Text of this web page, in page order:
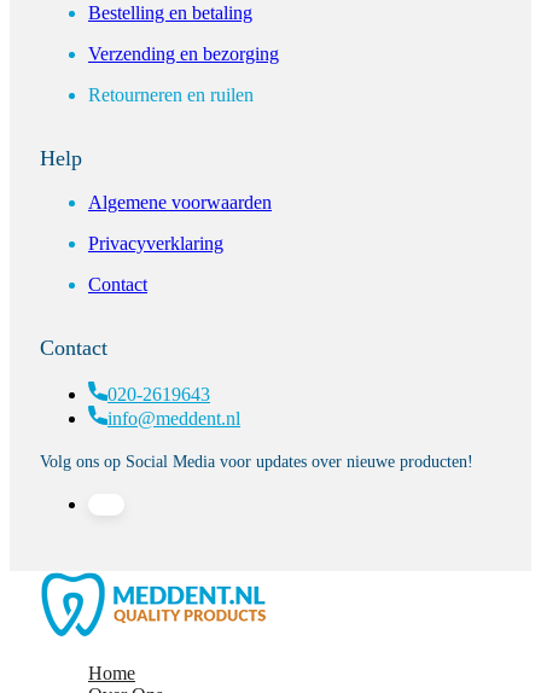
Bestelling en betaling
Verzending en bezorging
Retourneren en ruilen
Help
Algemene voorwaarden
Privacyverklaring
Contact
Contact
020-2619643
info@meddent.nl
Volg ons op Social Media voor updates over nieuwe producten!
Home